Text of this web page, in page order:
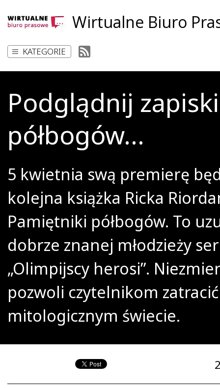
Wirtualne Biuro
KATEGORIE
Podglądnij zapiski
półbogów…
5 kwietnia swą premierę
kolejna książka Ricka
Pamiętniki półbogów. To
dobrze znanej młodzieży
„Olimpijscy herosi”.
pozwoli czytelnikom
mitologicznym świecie.